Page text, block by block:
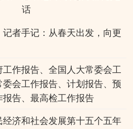
话
者手记：从春天出发，向更
工作报告、全国人大常委会工
委会工作报告、计划报告、预
报告、最高检工作报告
济和社会发展第十五个五年